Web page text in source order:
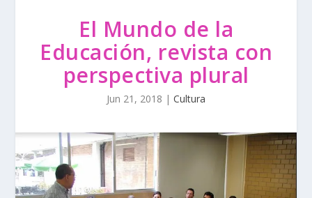
El Mundo de la
Educación, revista con
perspectiva plural
Jun 21, 2018 | Cultura